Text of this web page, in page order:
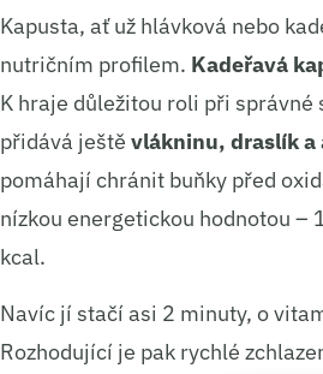
Kapusta, ať už hlávková nebo
nutričním profilem. Kadeřavá
K hraje důležitou roli při
přidává ještě vlákninu, draslík
pomáhají chránit buňky před
nízkou energetickou hodnotou –
kcal.
Navíc jí stačí asi 2 minuty, o
Rozhodující je pak rychlé